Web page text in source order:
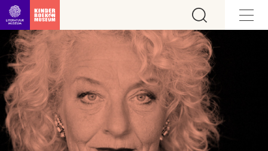
Ga direct naar inhoud